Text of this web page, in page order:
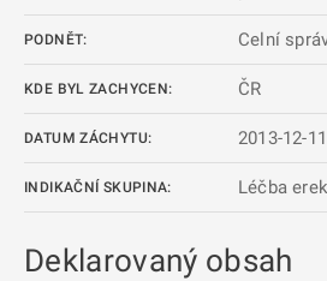
PODNĚT: Celní
KDE BYL ZACHYCEN: ČR
DATUM ZÁCHYTU: 2013-12-11
INDIKAČNÍ SKUPINA: Léčba
Deklarovaný obsah